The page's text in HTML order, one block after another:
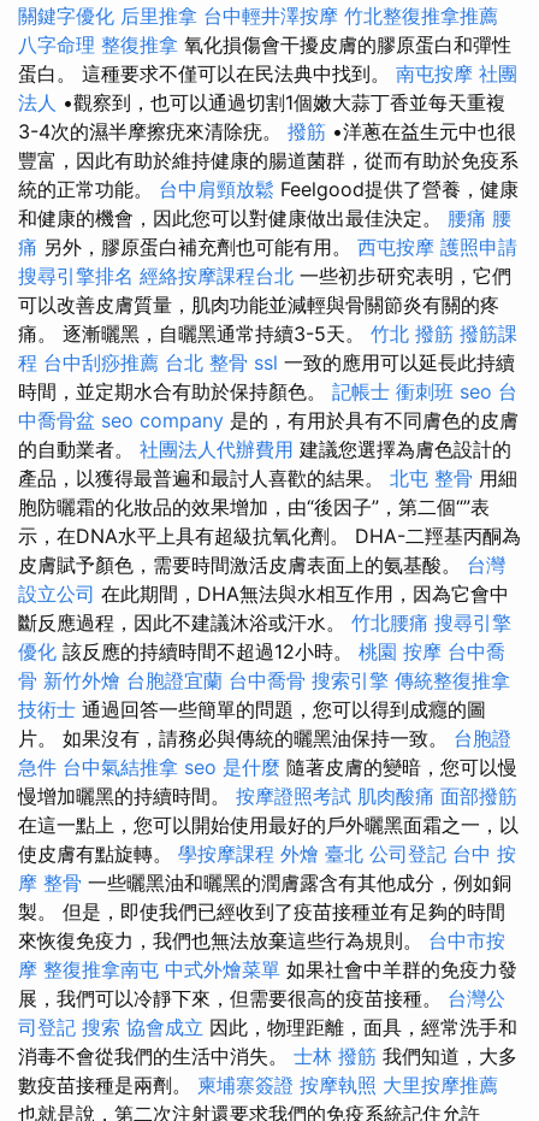
關鍵字優化 后里推拿 台中輕井澤按摩 竹北整復推拿推薦
八字命理 整復推拿 氧化損傷會干擾皮膚的膠原蛋白和彈性
蛋白。 這種要求不僅可以在民法典中找到。 南屯按摩 社團
法人 •觀察到，也可以通過切割1個嫩大蒜丁香並每天重複
3-4次的濕半摩擦疣來清除疣。 撥筋 •洋蔥在益生元中也很
豐富，因此有助於維持健康的腸道菌群，從而有助於免疫系
統的正常功能。 台中肩頸放鬆 Feelgood提供了營養，健康
和健康的機會，因此您可以對健康做出最佳決定。 腰痛 腰
痛 另外，膠原蛋白補充劑也可能有用。 西屯按摩 護照申請
搜尋引擎排名 經絡按摩課程台北 一些初步研究表明，它們
可以改善皮膚質量，肌肉功能並減輕與骨關節炎有關的疼
痛。 逐漸曬黑，自曬黑通常持續3-5天。 竹北 撥筋 撥筋課
程 台中刮痧推薦 台北 整骨 ssl 一致的應用可以延長此持續
時間，並定期水合有助於保持顏色。 記帳士 衝刺班 seo 台
中喬骨盆 seo company 是的，有用於具有不同膚色的皮膚
的自動業者。 社團法人代辦費用 建議您選擇為膚色設計的
產品，以獲得最普遍和最討人喜歡的結果。 北屯 整骨 用細
胞防曬霜的化妝品的效果增加，由“後因子”，第二個“”表
示，在DNA水平上具有超級抗氧化劑。 DHA-二羥基丙酮為
皮膚賦予顏色，需要時間激活皮膚表面上的氨基酸。 台灣
設立公司 在此期間，DHA無法與水相互作用，因為它會中
斷反應過程，因此不建議沐浴或汗水。 竹北腰痛 搜尋引擎
優化 該反應的持續時間不超過12小時。 桃園 按摩 台中喬
骨 新竹外燴 台胞證宜蘭 台中喬骨 搜索引擎 傳統整復推拿
技術士 通過回答一些簡單的問題，您可以得到成癮的圖
片。 如果沒有，請務必與傳統的曬黑油保持一致。 台胞證
急件 台中氣結推拿 seo 是什麼 隨著皮膚的變暗，您可以慢
慢增加曬黑的持續時間。 按摩證照考試 肌肉酸痛 面部撥筋
在這一點上，您可以開始使用最好的戶外曬黑面霜之一，以
使皮膚有點旋轉。 學按摩課程 外燴 臺北 公司登記 台中 按
摩 整骨 一些曬黑油和曬黑的潤膚露含有其他成分，例如銅
製。 但是，即使我們已經收到了疫苗接種並有足夠的時間
來恢復免疫力，我們也無法放棄這些行為規則。 台中市按
摩 整復推拿南屯 中式外燴菜單 如果社會中羊群的免疫力發
展，我們可以冷靜下來，但需要很高的疫苗接種。 台灣公
司登記 搜索 協會成立 因此，物理距離，面具，經常洗手和
消毒不會從我們的生活中消失。 士林 撥筋 我們知道，大多
數疫苗接種是兩劑。 柬埔寨簽證 按摩執照 大里按摩推薦
也就是說，第二次注射還要求我們的免疫系統記住允許